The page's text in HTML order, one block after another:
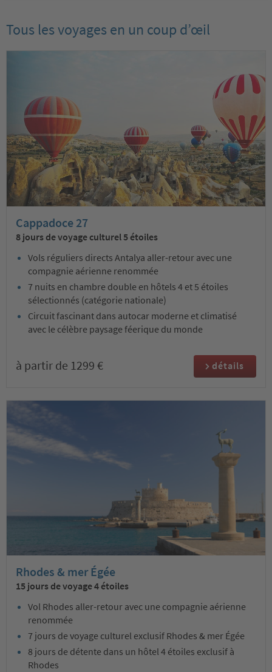
En savoir plus
Tous les voyages en un coup d’œil
Cappadoce 27
8 jours de voyage culturel 5 étoiles
Vols réguliers directs Antalya aller-retour avec une
compagnie aérienne renommée
7 nuits en chambre double en hôtels 4 et 5 étoiles
sélectionnés (catégorie nationale)
Circuit fascinant dans autocar moderne et climatisé
avec le célèbre paysage féerique du monde
à partir de 1299 € détails
Rhodes & mer Égée
15 jours de voyage 4 étoiles
Vol Rhodes aller-retour avec une compagnie aérienne
renommée
7 jours de voyage culturel exclusif Rhodes & mer Égée
8 jours de détente dans un hôtel 4 étoiles exclusif à
Rhodes